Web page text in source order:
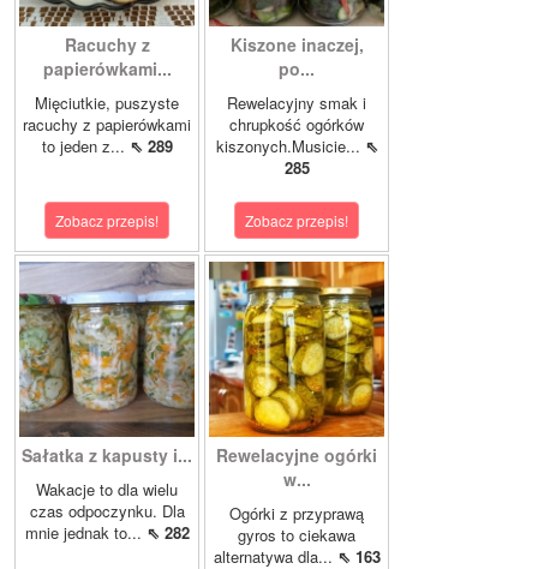
Racuchy z
papierówkami...
Mięciutkie, puszyste
racuchy z papierówkami
to jeden z... ⇖ 289
Zobacz przepis!
Kiszone inaczej,
po...
Rewelacyjny smak i
chrupkość ogórków
kiszonych.Musicie... ⇖
285
Zobacz przepis!
Sałatka z kapusty i...
Wakacje to dla wielu
czas odpoczynku. Dla
mnie jednak to... ⇖ 282
Rewelacyjne ogórki
w...
Ogórki z przyprawą
gyros to ciekawa
alternatywa dla... ⇖ 163